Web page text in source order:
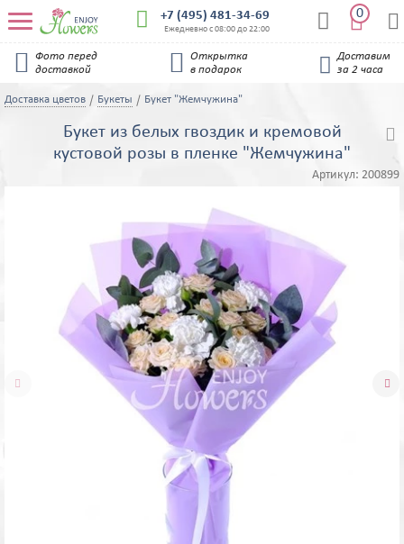
 +7 (495) 481-34-69
Ежедневно с 08:00 до 22:00  
0 

Фото перед
доставкой

Открытка
в подарок

Доставим
за 2 часа
Доставка цветов Букеты Букет "Жемчужина"
Букет из белых гвоздик и кремовой
кустовой розы в пленке "Жемчужина"
Артикул: 200899
 
